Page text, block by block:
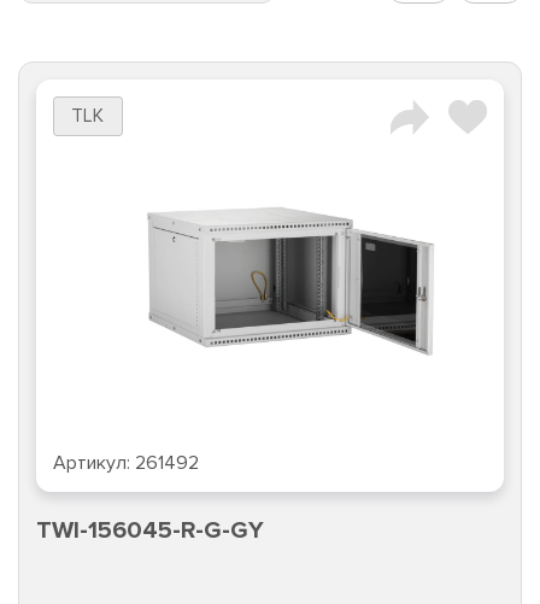
TLK
Артикул: 261492
TWI-156045-R-G-GY